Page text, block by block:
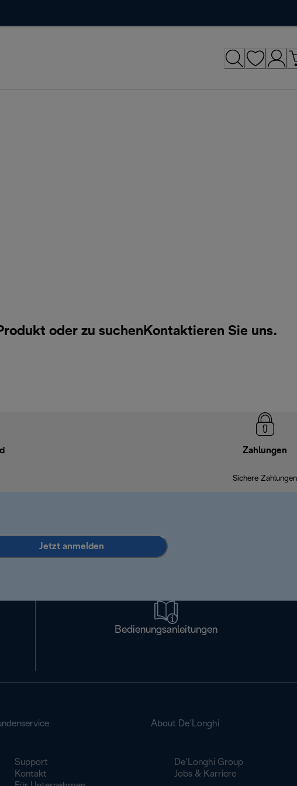
oder zu suchen Kontaktieren Sie uns.
Zahlungen
Sichere Zahlungen
Jetzt anmelden
Bedienungsanleitungen
Support
Kontakt
About De’Longhi
De’Longhi Group
Jobs & Karriere